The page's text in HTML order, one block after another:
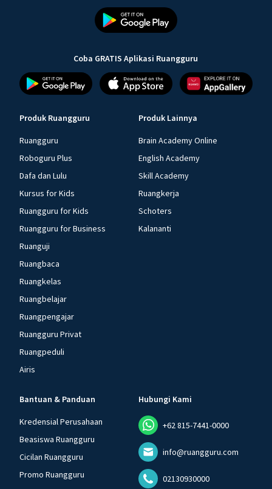
Coba GRATIS Aplikasi Ruangguru
Produk Ruangguru
Ruangguru
Roboguru Plus
Dafa dan Lulu
Kursus for Kids
Ruangguru for Kids
Ruangguru for Business
Ruanguji
Ruangbaca
Ruangkelas
Ruangbelajar
Ruangpengajar
Ruangguru Privat
Ruangpeduli
Airis
Produk Lainnya
Brain Academy Online
English Academy
Skill Academy
Ruangkerja
Schoters
Kalananti
Bantuan & Panduan
Kredensial Perusahaan
Beasiswa Ruangguru
Cicilan Ruangguru
Promo Ruangguru
Hubungi Kami
+62 815-7441-0000
info@ruangguru.com
02130930000